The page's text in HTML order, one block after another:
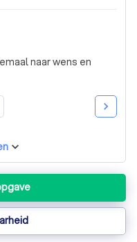
start! Een
naar wens en